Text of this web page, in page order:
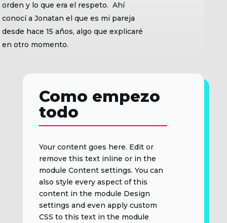
orden y lo que era el respeto. Ahí
conocí a Jonatan el que es mi pareja
desde hace 15 años, algo que explicaré
en otro momento.
Como empezo
todo
Your content goes here. Edit or
remove this text inline or in the
module Content settings. You can
also style every aspect of this
content in the module Design
settings and even apply custom
CSS to this text in the module